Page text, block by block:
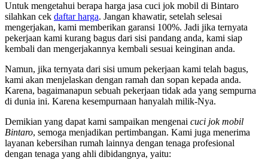
Untuk mengetahui berapa harga jasa cuci jok mobil di Bintaro
silahkan cek daftar harga. Jangan khawatir, setelah selesai
mengerjakan, kami memberikan garansi 100%. Jadi jika ternyata
pekerjaan kami kurang bagus dari sisi pandang anda, kami siap
kembali dan mengerjakannya kembali sesuai keinginan anda.
Namun, jika ternyata dari sisi umum pekerjaan kami telah bagus,
kami akan menjelaskan dengan ramah dan sopan kepada anda.
Karena, bagaimanapun sebuah pekerjaan tidak ada yang sempurna
di dunia ini. Karena kesempurnaan hanyalah milik-Nya.
Demikian yang dapat kami sampaikan mengenai cuci jok mobil
Bintaro, semoga menjadikan pertimbangan. Kami juga menerima
layanan kebersihan rumah lainnya dengan tenaga profesional
dengan tenaga yang ahli dibidangnya, yaitu: